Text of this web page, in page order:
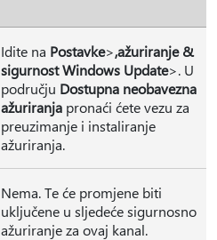
Idite na Postavke>,ažuriranje &
sigurnost Windows Update>. U
području Dostupna neobavezna
ažuriranja pronaći ćete vezu za
preuzimanje i instaliranje
ažuriranja.
Nema. Te će promjene biti
uključene u sljedeće sigurnosno
ažuriranje za ovaj kanal.